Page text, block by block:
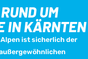
UM
IN KÄRNTEN
ist sicherlich der